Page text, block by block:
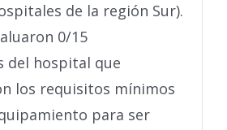
de la región Sur).
0/15
del hospital que
los requisitos mínimos
para ser